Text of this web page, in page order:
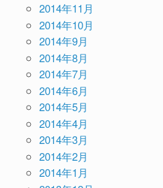
2014年11月
2014年10月
2014年9月
2014年8月
2014年7月
2014年6月
2014年5月
2014年4月
2014年3月
2014年2月
2014年1月